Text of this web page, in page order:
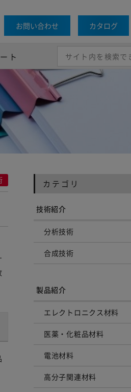
お問い合わせ カタログ
ト
カテゴリ
技術紹介
分析技術
合成技術
製品紹介
エレクトロニクス材料
医薬・化粧品材料
電池材料
高分子関連材料